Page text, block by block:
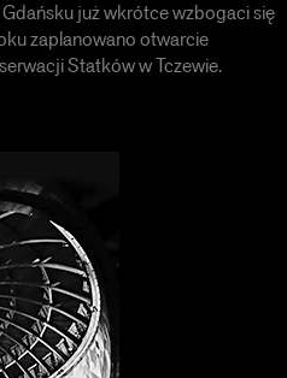
już wkrótce wzbogaci się
zaplanowano otwarcie
Statków w Tczewie.